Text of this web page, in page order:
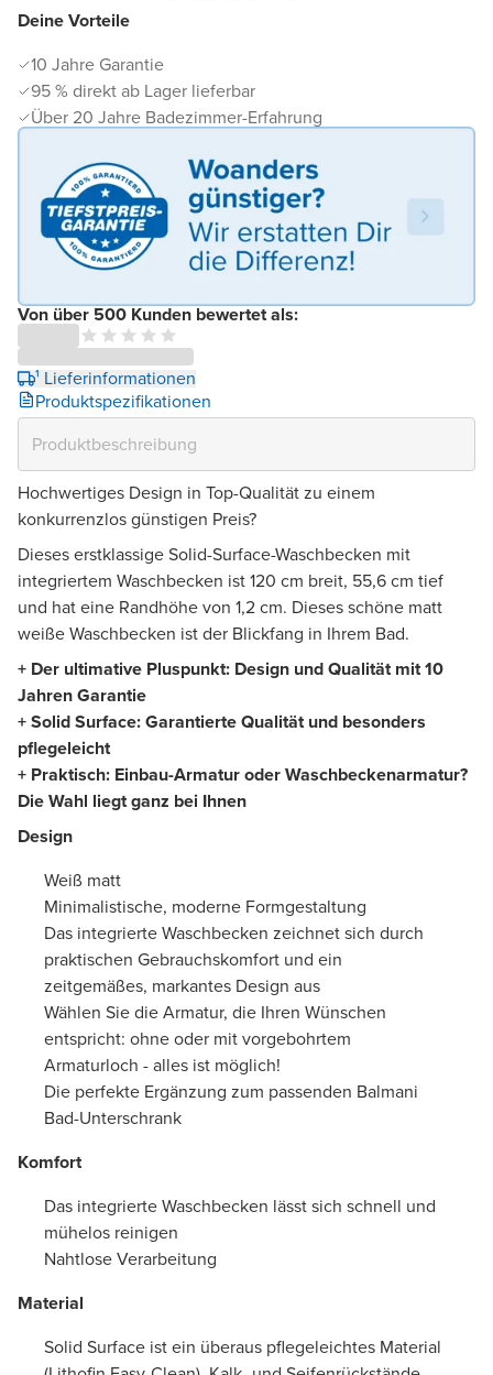
Deine Vorteile
10 Jahre Garantie
95 % direkt ab Lager lieferbar
Über 20 Jahre Badezimmer-Erfahrung
Von über 500 Kunden bewertet als:
¹ Lieferinformationen
Produktspezifikationen
Hochwertiges Design in Top-Qualität zu einem
konkurrenzlos günstigen Preis?
Dieses erstklassige Solid-Surface-Waschbecken mit
integriertem Waschbecken ist 120 cm breit, 55,6 cm tief
und hat eine Randhöhe von 1,2 cm. Dieses schöne matt
weiße Waschbecken ist der Blickfang in Ihrem Bad.
+ Der ultimative Pluspunkt: Design und Qualität mit 10
Jahren Garantie
+ Solid Surface: Garantierte Qualität und besonders
pflegeleicht
+ Praktisch: Einbau-Armatur oder Waschbeckenarmatur?
Die Wahl liegt ganz bei Ihnen
Design
Weiß matt
Minimalistische, moderne Formgestaltung
Das integrierte Waschbecken zeichnet sich durch
praktischen Gebrauchskomfort und ein
zeitgemäßes, markantes Design aus
Wählen Sie die Armatur, die Ihren Wünschen
entspricht: ohne oder mit vorgebohrtem
Armaturloch - alles ist möglich!
Die perfekte Ergänzung zum passenden Balmani
Bad-Unterschrank
Komfort
Das integrierte Waschbecken lässt sich schnell und
mühelos reinigen
Nahtlose Verarbeitung
Material
Solid Surface ist ein überaus pflegeleichtes Material